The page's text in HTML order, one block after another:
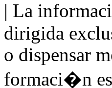
| La
dirigida
o dispensar
formaci�n